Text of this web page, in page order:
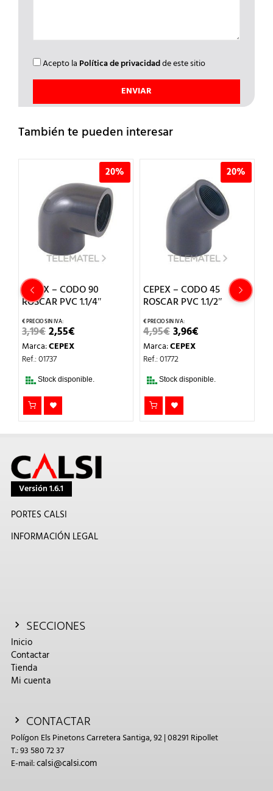
Acepto la Política de privacidadde este sitio
También te pueden interesar
20%
CEPEX – CODO 90
ROSCAR PVC 1.1/4″
3,19€EL
PRECIO
ORIGINAL
ERA:
2,55€
Marca:CEPEX
Ref.: 01737
Stock disponible.
20%
CEPEX – CODO 45
ROSCAR PVC 1.1/2″
4,95€EL
PRECIO
ORIGINAL
ERA:
3,96€
Marca:CEPEX
Ref.: 01772
Stock disponible.
Versión 1.6.1
PORTES CALSI
INFORMACIÓN LEGAL
SECCIONES
Inicio
Contactar
Tienda
Mi cuenta
CONTACTAR
Polígon Els Pinetons Carretera Santiga, 92 | 08291 Ripollet
T.: 93 580 72 37
E-mail:calsi@calsi.com